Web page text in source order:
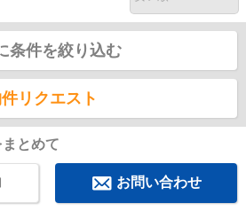
条件を絞り込む
リクエスト
とめて
お問い合わせ